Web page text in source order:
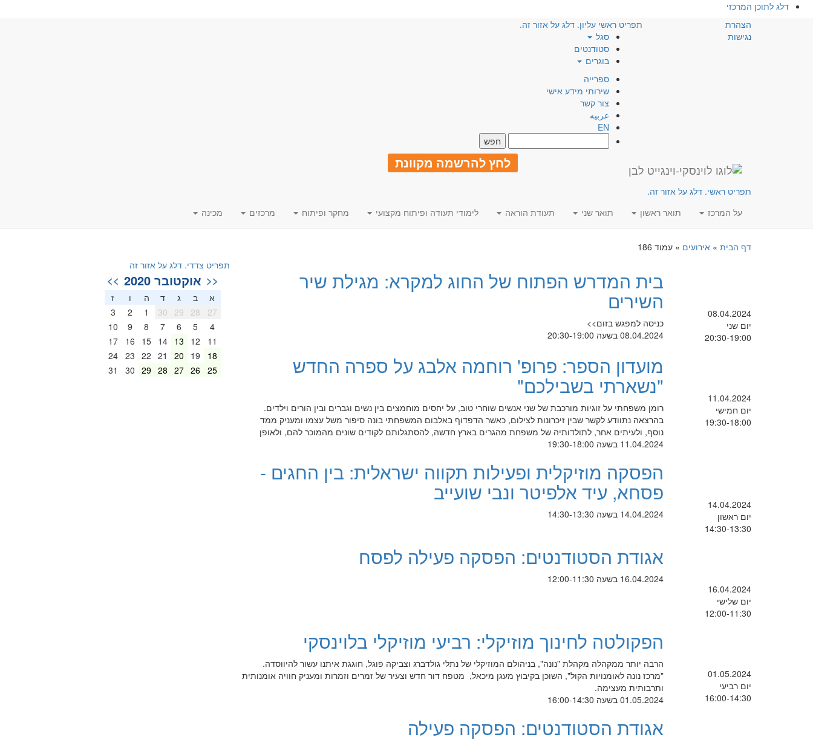
דלג לתוכן המרכזי
הצהרת
נגישות
תפריט ראשי עליון. דלג על אזור זה.
סגל
סטודנטים
בוגרים
ספרייה
שירותי מידע אישי
צור קשר
عربيه
EN
לחץ להרשמה מקוונת
תפריט ראשי. דלג על אזור זה.
על המרכז
תואר ראשון תואר שני תעודת הוראה לימודי תעודה ופיתוח מקצועי מחקר ופיתוח מרכזים מכינה
דף הבית » אירועים » עמוד 186
08.04.2024
יום שני
20:30-19:00
בית המדרש הפתוח של החוג למקרא: מגילת שיר
השירים
כניסה למפגש בזום>>
08.04.2024 בשעה 20:30-19:00
11.04.2024
יום חמישי
19:30-18:00
מועדון הספר: פרופ' רוחמה אלבג על ספרה החדש
"נשארתי בשבילכם"
רומן משפחתי על זוגיות מורכבת של שני אנשים שוחרי טוב, על יחסים מוחמצים בין נשים וגברים ובין הורים וילדים.
בהרצאה נתוודע לקשר שבין זיכרונות לצילום, כאשר הדפדוף באלבום המשפחתי בונה סיפור משל עצמו ומעניק ממד
נוסף, ולעיתים אחר, לתולדותיה של משפחת מהגרים בארץ חדשה, להסתגלותם לקודים שונים מהמוכר להם, ולאופן
11.04.2024 בשעה 19:30-18:00
14.04.2024
יום ראשון
14:30-13:30
הפסקה מוזיקלית ופעילות תקווה ישראלית: בין החגים -
פסחא, עיד אלפיטר ונבי שועייב
14.04.2024 בשעה 14:30-13:30
16.04.2024
יום שלישי
12:00-11:30
אגודת הסטודנטים: הפסקה פעילה לפסח
16.04.2024 בשעה 12:00-11:30
01.05.2024
יום רביעי
16:00-14:30
הפקולטה לחינוך מוזיקלי: רביעי מוזיקלי בלוינסקי
הרבה יותר ממקהלה מקהלת "נונה", בניהולם המוזיקלי של נתלי גולדברג וצביקה פוגל, חוגגת איתנו עשור להיווסדה.
"מרכז נונה לאומנויות הקול", השוכן בקיבוץ מעגן מיכאל, מטפח דור חדש וצעיר של זמרים וזמרות ומעניק חוויה אומנותית
ותרבותית מעצימה.
01.05.2024 בשעה 16:00-14:30
אגודת הסטודנטים: הפסקה פעילה
תפריט צדדי. דלג על אזור זה
<< אוקטובר 2020 >>
א ב ג ד ה ו
ז
27
28
29
30
1
2
3
4
5
6
7
8
9
10
11
12
13
14
15
16
17
18
19
20
21
22
23
24
25
26
27
28
29
30
31